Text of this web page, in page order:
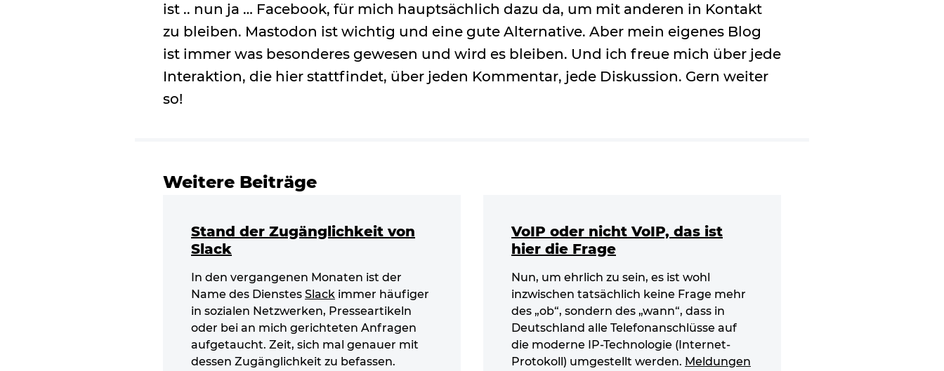
ist .. nun ja … Facebook, für mich hauptsächlich dazu da, um mit anderen in Kontakt
zu bleiben. Mastodon ist wichtig und eine gute Alternative. Aber mein eigenes Blog
ist immer was besonderes gewesen und wird es bleiben. Und ich freue mich über jede
Interaktion, die hier stattfindet, über jeden Kommentar, jede Diskussion. Gern weiter
so!
Weitere Beiträge
Stand der Zugänglichkeit von
Slack
In den vergangenen Monaten ist der
Name des Dienstes Slack immer häufiger
in sozialen Netzwerken, Presseartikeln
oder bei an mich gerichteten Anfragen
aufgetaucht. Zeit, sich mal genauer mit
dessen Zugänglichkeit zu befassen.
VoIP oder nicht VoIP, das ist
hier die Frage
Nun, um ehrlich zu sein, es ist wohl
inzwischen tatsächlich keine Frage mehr
des „ob“, sondern des „wann“, dass in
Deutschland alle Telefonanschlüsse auf
die moderne IP-Technologie (Internet-
Protokoll) umgestellt werden. Meldungen